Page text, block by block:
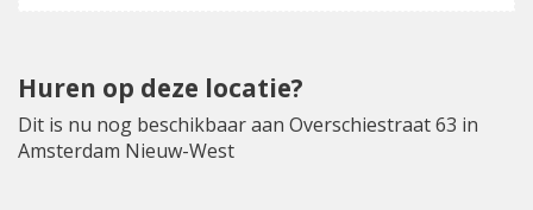
Huren op deze locatie?
Dit is nu nog beschikbaar aan Overschiestraat 63 in
Amsterdam Nieuw-West